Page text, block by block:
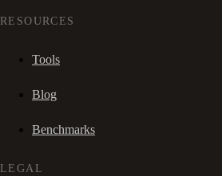
RESOURCES
Tools
Blog
Benchmarks
LEGAL